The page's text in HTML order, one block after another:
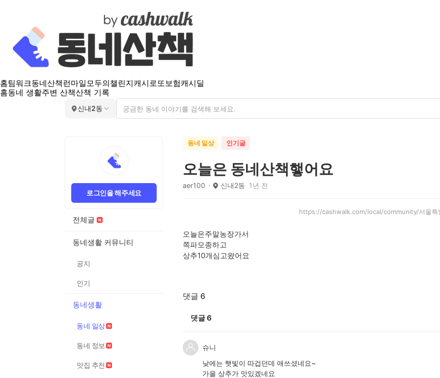
홈팀워크동네산책 런마일모두의챌린지캐시로또보험캐시딜
홈동네 생활주변 산책산책 기록
신내2동
로그인을 해주세요
전체글
동네생활 커뮤니티
공지
인기
동네생활
동네 일상
동네 정보
맛집 추천
동네 일상 인기글
오늘은 동네산책햏어요
aer100 신내2동 1년 전
https://cashwalk.com/local/community/서울
오늘은주말농장가서
쪽파모종하고
상추10개심고왔어요
댓글 6
댓글6
슈니
낮에는 햇빛이 따겁던데 애쓰셨네요~
가을 상추가 맛있겠네요